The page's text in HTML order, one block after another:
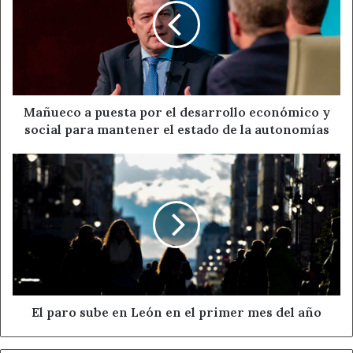
la aplicación de mensajería instantánea.
Ahora León Asobal Balonmano
social
para
mantener
estado
autonomías
Mañueco a puesta por el desarrollo económico y
social para mantener el estado de la autonomías
El
paro
en
primer
mes
El paro sube en León en el primer mes del año